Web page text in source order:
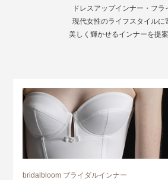
ドレスアップインナー・フラ
現代女性のライフスタイルに
美しく輝かせるインナーを提案
bridalbloom ブライダルインナー